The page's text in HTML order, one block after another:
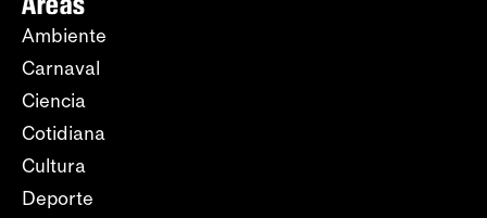
Ambiente
Carnaval
Ciencia
Cotidiana
Cultura
Deporte